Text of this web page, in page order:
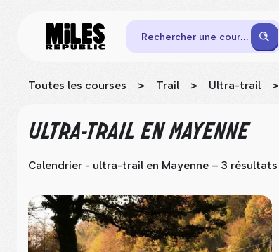
Rechercher une course
Toutes les courses > Trail > Ultra-trail >
ULTRA-TRAIL EN MAYENNE
Calendrier - ultra-trail en Mayenne – 3 résultats